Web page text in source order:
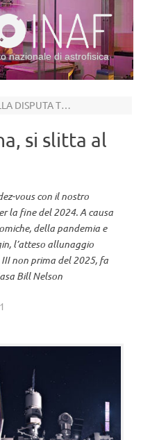
nazionale di astrofisica
IL RITARDO LEGATO ANCHE ALLA DISPUTA TRA JEFF BEZOS ED ELON MUSK
si slitta al
vous con il nostro
la fine del 2024. A causa
della pandemia e
l’atteso allunaggio
non prima del 2025, fa
Bill Nelson